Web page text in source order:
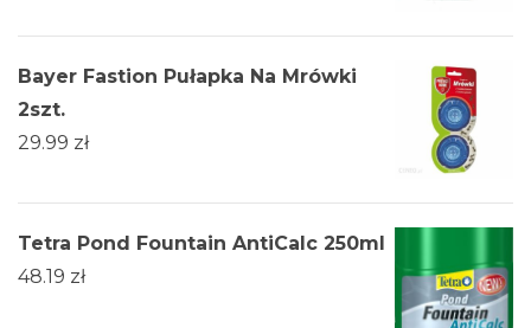
Bayer Fastion Pułapka Na Mrówki
2szt.
29.99 zł
Tetra Pond Fountain AntiCalc 250ml
48.19 zł